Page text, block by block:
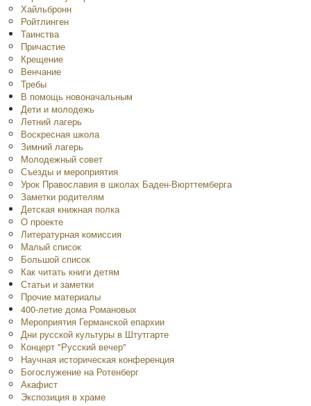
Хайльбронн
Ройтлинген
Таинства
Причастие
Крещение
Венчание
Требы
В помощь новоначальным
Дети и молодежь
Летний лагерь
Воскресная школа
Зимний лагерь
Молодежный совет
Съезды и мероприятия
Урок Православия в школах Баден-Вюрттемберга
Заметки родителям
Детская книжная полка
O проекте
Литературная комиссия
Малый список
Большой список
Как читать книги детям
Статьи и заметки
Прочие материалы
400-летие дома Романовых
Мероприятия Германской епархии
Дни русской культуры в Штутгарте
Концерт "Русский вечер"
Научная историческая конференция
Богослужение на Ротенберг
Акафист
Экспозиция в храме